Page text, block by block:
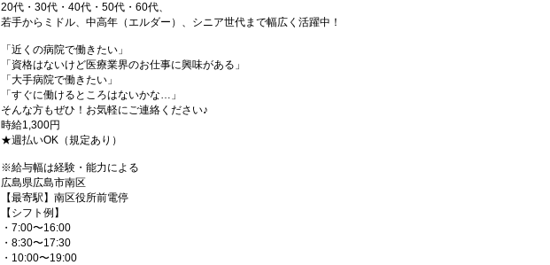
20代・30代・40代・50代・60代、
若手からミドル、中高年（エルダー）、シニア世代まで幅広く活躍中！
「近くの病院で働きたい」
「資格はないけど医療業界のお仕事に興味がある」
「大手病院で働きたい」
「すぐに働けるところはないかな…」
そんな方もぜひ！お気軽にご連絡ください♪
時給1,300円
★週払いOK（規定あり）
※給与幅は経験・能力による
広島県広島市南区
【最寄駅】南区役所前電停
【シフト例】
・7:00〜16:00
・8:30〜17:30
・10:00〜19:00